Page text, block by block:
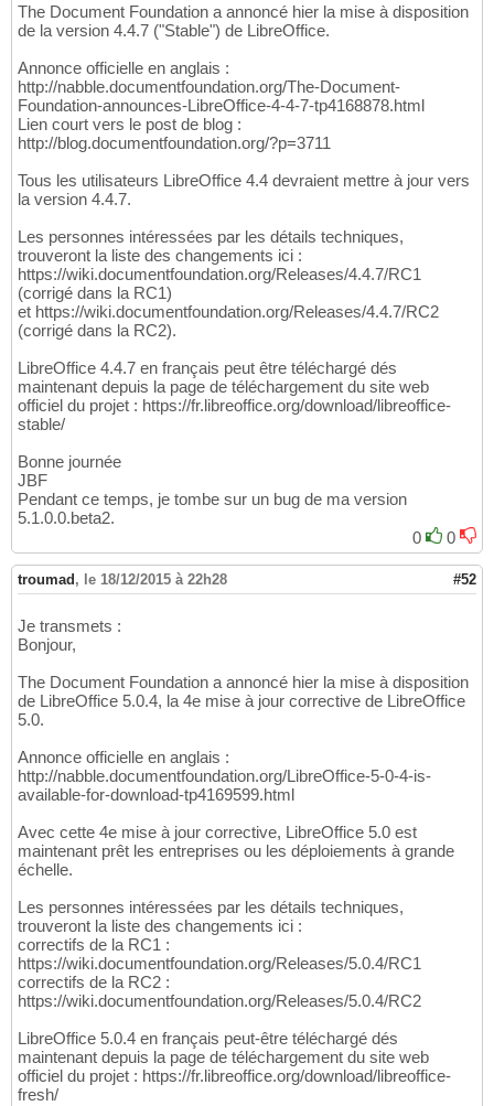
The Document Foundation a annoncé hier la mise à disposition
de la version 4.4.7 ("Stable") de LibreOffice.
Annonce officielle en anglais :
http://nabble.documentfoundation.org/The-Document-
Foundation-announces-LibreOffice-4-4-7-tp4168878.html
Lien court vers le post de blog :
http://blog.documentfoundation.org/?p=3711
Tous les utilisateurs LibreOffice 4.4 devraient mettre à jour vers
la version 4.4.7.
Les personnes intéressées par les détails techniques,
trouveront la liste des changements ici :
https://wiki.documentfoundation.org/Releases/4.4.7/RC1
(corrigé dans la RC1)
et https://wiki.documentfoundation.org/Releases/4.4.7/RC2
(corrigé dans la RC2).
LibreOffice 4.4.7 en français peut être téléchargé dés
maintenant depuis la page de téléchargement du site web
officiel du projet : https://fr.libreoffice.org/download/libreoffice-
stable/
Bonne journée
JBF
Pendant ce temps, je tombe sur un bug de ma version
5.1.0.0.beta2.
0
0
troumad , le 18/12/2015 à 22h28 #52
Je transmets :
Bonjour,
The Document Foundation a annoncé hier la mise à disposition
de LibreOffice 5.0.4, la 4e mise à jour corrective de LibreOffice
5.0.
Annonce officielle en anglais :
http://nabble.documentfoundation.org/LibreOffice-5-0-4-is-
available-for-download-tp4169599.html
Avec cette 4e mise à jour corrective, LibreOffice 5.0 est
maintenant prêt les entreprises ou les déploiements à grande
échelle.
Les personnes intéressées par les détails techniques,
trouveront la liste des changements ici :
correctifs de la RC1 :
https://wiki.documentfoundation.org/Releases/5.0.4/RC1
correctifs de la RC2 :
https://wiki.documentfoundation.org/Releases/5.0.4/RC2
LibreOffice 5.0.4 en français peut-être téléchargé dés
maintenant depuis la page de téléchargement du site web
officiel du projet : https://fr.libreoffice.org/download/libreoffice-
fresh/